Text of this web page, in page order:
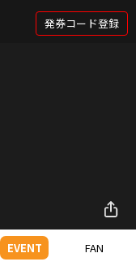
発券コード登録
EVENT FAN